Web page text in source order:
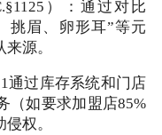
）：通过对比
挑眉、卵形耳”等元
源。
过库存系统和门店
（如要求加盟店85%
权。